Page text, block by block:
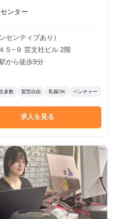
り #学歴不問 #未経験
日本セールスセンター
シップ
ンター
センティブあり）
５−９ 芸文社ビル 2階
から徒歩9分
多数 髪型自由 私服OK ベンチャー
求人を見る